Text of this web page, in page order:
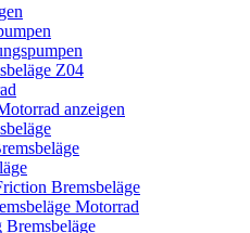
Z04
anzeigen
Bremsbeläge
Motorrad
Bremsbeläge